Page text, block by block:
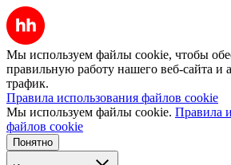
Мы используем файлы cookie, чтобы
правильную работу нашего веб-сайта и
трафик.
Правила использования файлов cookie
Мы используем файлы cookie. Правила
файлов cookie
Понятно